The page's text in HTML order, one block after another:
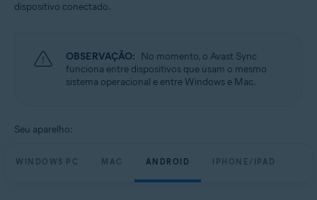
dispositivo conectado.
OBSERVAÇÃO: No momento, o Avast Sync
funciona entre dispositivos que usam o mesmo
sistema operacional e entre Windows e Mac.
Seu aparelho:
WINDOWS PC MAC ANDROID IPHONE/IPAD